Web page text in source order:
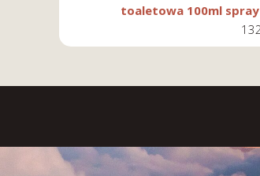
toaletowa 100ml spray